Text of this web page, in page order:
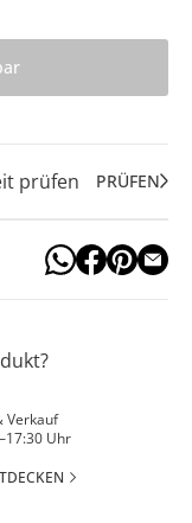
prüfen PRÜFEN
Verkauf
Uhr